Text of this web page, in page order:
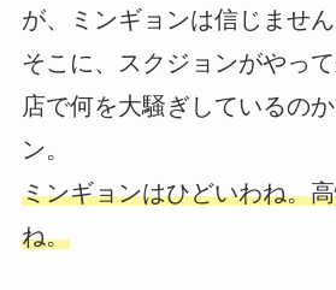
が、ミンギョンは信じません
そこに、スクジョンがやって
店で何を大騒ぎしているの
ン。
ミンギョンはひどいわね。
ね。